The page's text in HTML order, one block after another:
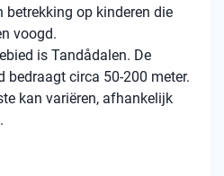
betrekking op kinderen die
voogd.
is Tandådalen. De
bedraagt ​​circa 50-200 meter.
kan variëren, afhankelijk